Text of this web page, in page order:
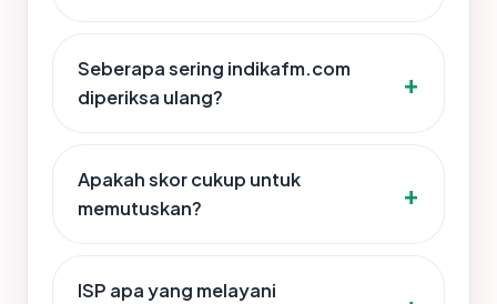
Seberapa sering indikafm.com
diperiksa ulang?
Apakah skor cukup untuk
memutuskan?
ISP apa yang melayani